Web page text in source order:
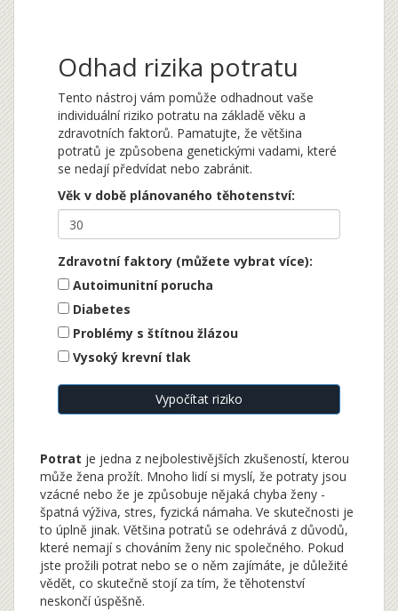
Odhad rizika potratu
Tento nástroj vám pomůže odhadnout vaše
individuální riziko potratu na základě věku a
zdravotních faktorů. Pamatujte, že většina
potratů je způsobena genetickými vadami, které
se nedají předvídat nebo zabránit.
Věk v době plánovaného těhotenství:
Zdravotní faktory (můžete vybrat více):
Autoimunitní porucha
Diabetes
Problémy s štítnou žlázou
Vysoký krevní tlak
Vypočítat riziko
Potrat je jedna z nejbolestivějších zkušeností, kterou
může žena prožít. Mnoho lidí si myslí, že potraty jsou
vzácné nebo že je způsobuje nějaká chyba ženy -
špatná výživa, stres, fyzická námaha. Ve skutečnosti je
to úplně jinak. Většina potratů se odehrává z důvodů,
které nemají s chováním ženy nic společného. Pokud
jste prožili potrat nebo se o něm zajímáte, je důležité
vědět, co skutečně stojí za tím, že těhotenství
neskončí úspěšně.